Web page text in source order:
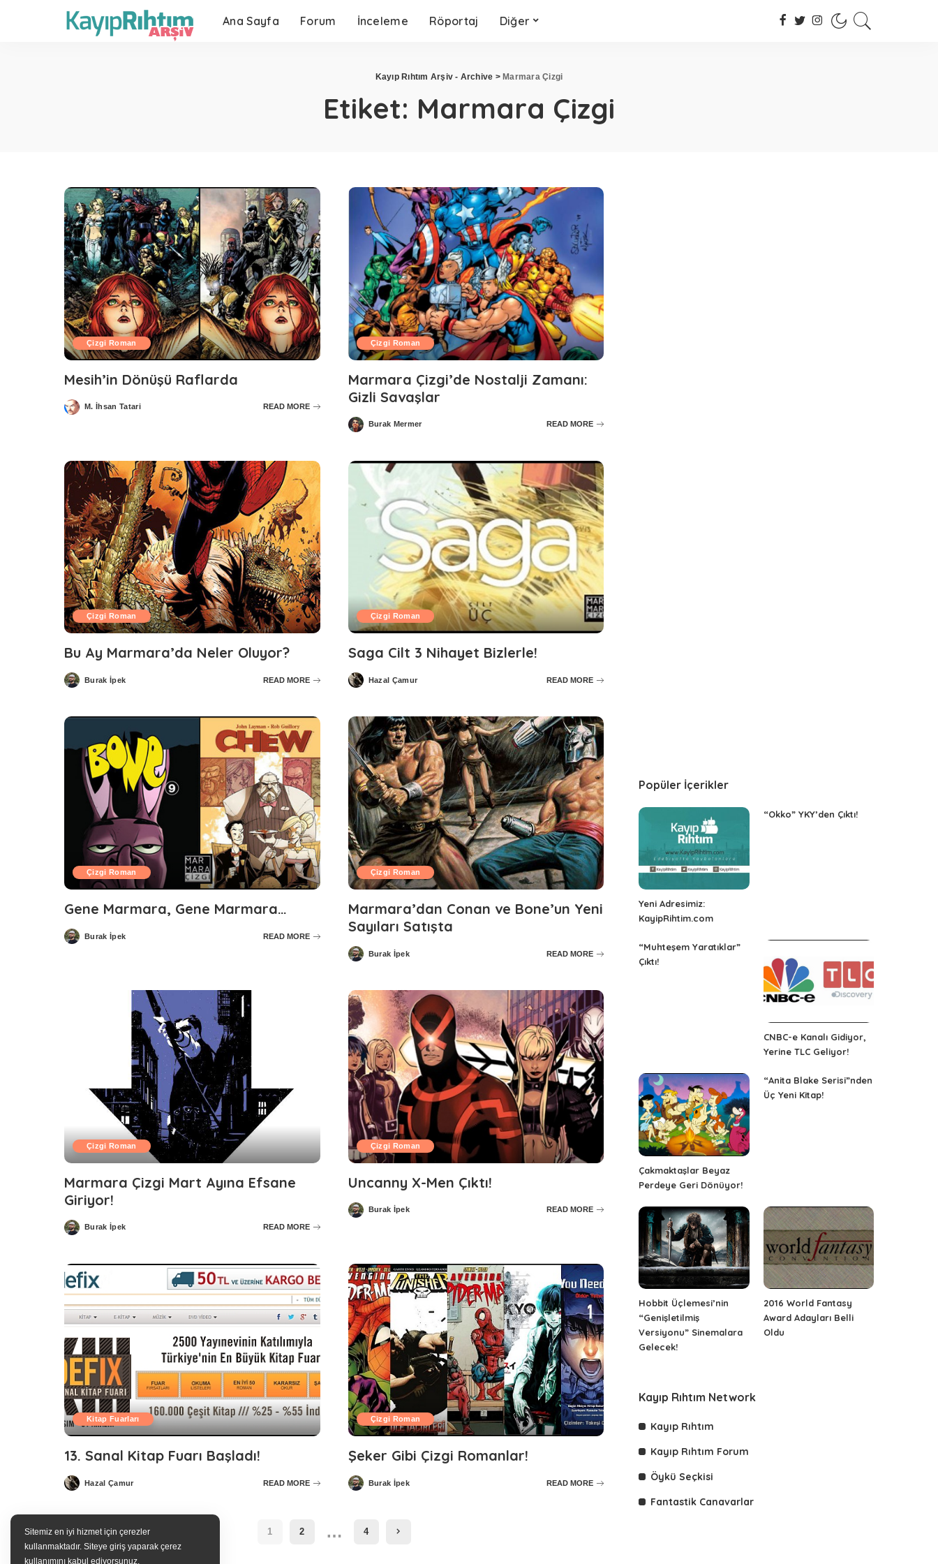
Ana Sayfa Forum İnceleme Röportaj Diğer
Kayıp Rıhtım Arşiv - Archive > Marmara Çizgi
Etiket: Marmara Çizgi
Çizgi Roman
Mesih’in Dönüşü Raflarda
Posted
by
M. İhsan Tatari READ MORE
Çizgi Roman
Marmara Çizgi’de Nostalji Zamanı:
Gizli Savaşlar
Posted
by
Burak Mermer READ MORE
Çizgi Roman
Bu Ay Marmara’da Neler Oluyor?
Posted
by
Burak İpek READ MORE
Çizgi Roman
Saga Cilt 3 Nihayet Bizlerle!
Posted
by
Hazal Çamur READ MORE
Çizgi Roman
Gene Marmara, Gene Marmara…
Posted
by
Burak İpek READ MORE
Çizgi Roman
Marmara’dan Conan ve Bone’un Yeni
Sayıları Satışta
Posted
by
Burak İpek READ MORE
Çizgi Roman
Marmara Çizgi Mart Ayına Efsane
Giriyor!
Posted
by
Burak İpek READ MORE
Çizgi Roman
Uncanny X-Men Çıktı!
Posted
by
Burak İpek READ MORE
Kitap Fuarları
13. Sanal Kitap Fuarı Başladı!
Posted
by
Hazal Çamur READ MORE
Çizgi Roman
Şeker Gibi Çizgi Romanlar!
Posted
by
Burak İpek READ MORE
1 2 … 4
Popüler İçerikler
Yeni Adresimiz:
KayipRihtim.com
“Okko” YKY’den Çıktı!
“Muhteşem Yaratıklar”
Çıktı!
CNBC-e Kanalı Gidiyor,
Yerine TLC Geliyor!
Çakmaktaşlar Beyaz
Perdeye Geri Dönüyor!
“Anita Blake Serisi”nden
Üç Yeni Kitap!
Hobbit Üçlemesi’nin
“Genişletilmiş
Versiyonu” Sinemalara
Gelecek!
2016 World Fantasy
Award Adayları Belli
Oldu
Kayıp Rıhtım Network
Kayıp Rıhtım
Kayıp Rıhtım Forum
Öykü Seçkisi
Fantastik Canavarlar
Sitemiz en iyi hizmet için çerezler
kullanmaktadır. Siteye giriş yaparak çerez
kullanımını kabul ediyorsunuz.